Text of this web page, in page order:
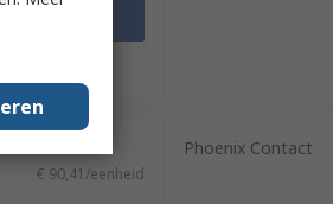
€ 90,41/eenheid
Phoenix Contact